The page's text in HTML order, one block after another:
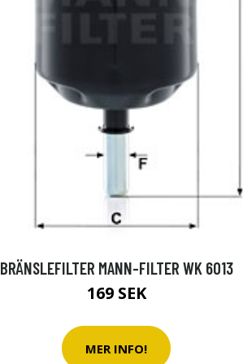
BRÄNSLEFILTER MANN-FILTER WK 6013
169 SEK
MER INFO!